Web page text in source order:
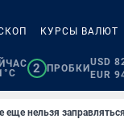
КУРСЫ ВАЛЮТ
2 ПРОБКИ
USD
EUR
еще нельзя